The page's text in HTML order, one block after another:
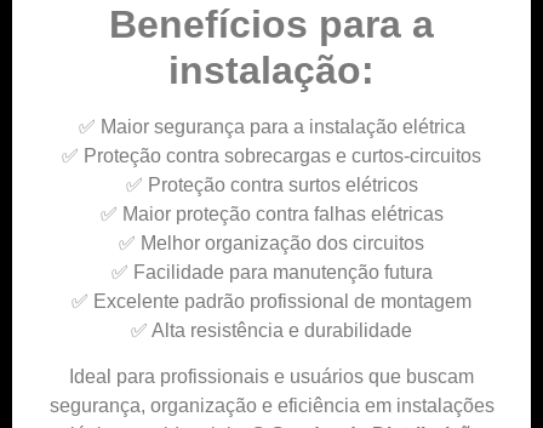
Benefícios para a
instalação:
✅ Maior segurança para a instalação elétrica
✅ Proteção contra sobrecargas e curtos-circuitos
✅ Proteção contra surtos elétricos
✅ Maior proteção contra falhas elétricas
✅ Melhor organização dos circuitos
✅ Facilidade para manutenção futura
✅ Excelente padrão profissional de montagem
✅ Alta resistência e durabilidade
Ideal para profissionais e usuários que buscam
segurança, organização e eficiência em instalações